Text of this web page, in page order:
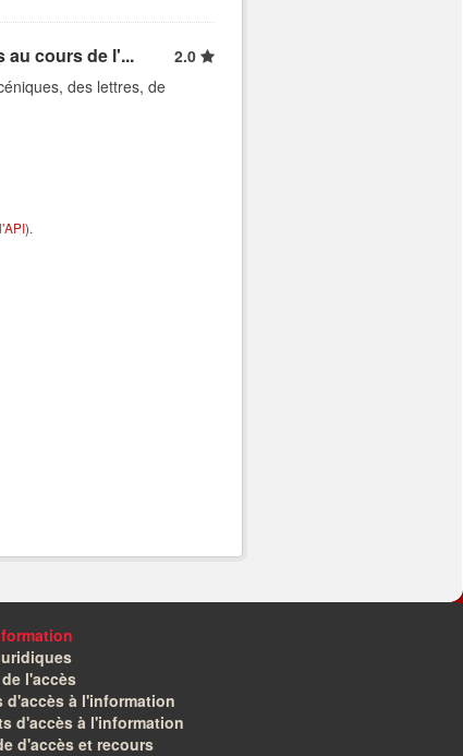
au cours de l'...
2.0
des lettres, de
).
l'accès
d'accès à l'information
d'accès à l'information
d'accès et recours